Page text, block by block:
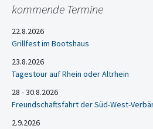
kommende Termine
22.8.2026
Grillfest im Bootshaus
23.8.2026
Tagestour auf Rhein oder Altrhein
28 - 30.8.2026
Freundschaftsfahrt der Süd-West-
2.9.2026